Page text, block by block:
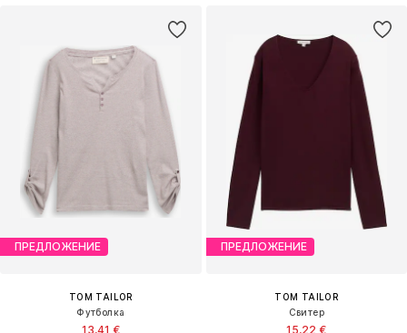
ПРЕДЛОЖЕНИЕ
TOM TAILOR
Футболка
13,41 €
ПРЕДЛОЖЕНИЕ
TOM TAILOR
Свитер
15,22 €